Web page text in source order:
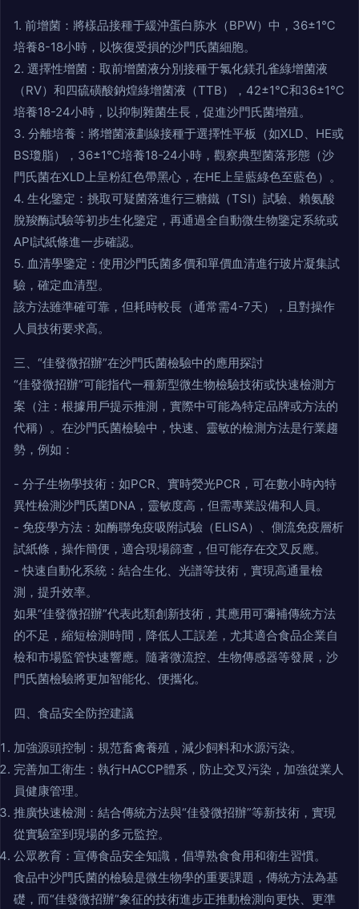
1. 前增菌：將樣品接種于緩沖蛋白胨水（BPW）中，36±1℃
培養8-18小時，以恢復受損的沙門氏菌細胞。
2. 選擇性增菌：取前增菌液分別接種于氯化鎂孔雀綠增菌液
（RV）和四硫磺酸鈉煌綠增菌液（TTB），42±1℃和36±1℃
培養18-24小時，以抑制雜菌生長，促進沙門氏菌增殖。
3. 分離培養：將增菌液劃線接種于選擇性平板（如XLD、HE或
BS瓊脂），36±1℃培養18-24小時，觀察典型菌落形態（沙
門氏菌在XLD上呈粉紅色帶黑心，在HE上呈藍綠色至藍色）。
4. 生化鑒定：挑取可疑菌落進行三糖鐵（TSI）試驗、賴氨酸
脫羧酶試驗等初步生化鑒定，再通過全自動微生物鑒定系統或
API試紙條進一步確認。
5. 血清學鑒定：使用沙門氏菌多價和單價血清進行玻片凝集試
驗，確定血清型。
該方法雖準確可靠，但耗時較長（通常需4-7天），且對操作
人員技術要求高。
三、“佳發微招辦”在沙門氏菌檢驗中的應用探討
“佳發微招辦”可能指代一種新型微生物檢驗技術或快速檢測方
案（注：根據用戶提示推測，實際中可能為特定品牌或方法的
代稱）。在沙門氏菌檢驗中，快速、靈敏的檢測方法是行業趨
勢，例如：
- 分子生物學技術：如PCR、實時熒光PCR，可在數小時內特
異性檢測沙門氏菌DNA，靈敏度高，但需專業設備和人員。
- 免疫學方法：如酶聯免疫吸附試驗（ELISA）、側流免疫層析
試紙條，操作簡便，適合現場篩查，但可能存在交叉反應。
- 快速自動化系統：結合生化、光譜等技術，實現高通量檢
測，提升效率。
如果“佳發微招辦”代表此類創新技術，其應用可彌補傳統方法
的不足，縮短檢測時間，降低人工誤差，尤其適合食品企業自
檢和市場監管快速響應。隨著微流控、生物傳感器等發展，沙
門氏菌檢驗將更加智能化、便攜化。
四、食品安全防控建議
加強源頭控制：規范畜禽養殖，減少飼料和水源污染。
完善加工衛生：執行HACCP體系，防止交叉污染，加強從業人
員健康管理。
推廣快速檢測：結合傳統方法與“佳發微招辦”等新技術，實現
從實驗室到現場的多元監控。
公眾教育：宣傳食品安全知識，倡導熟食食用和衛生習慣。
食品中沙門氏菌的檢驗是微生物學的重要課題，傳統方法為基
礎，而“佳發微招辦”象征的技術進步正推動檢測向更快、更準